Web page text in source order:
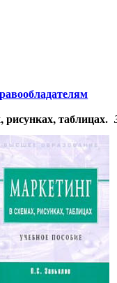
таблицах.